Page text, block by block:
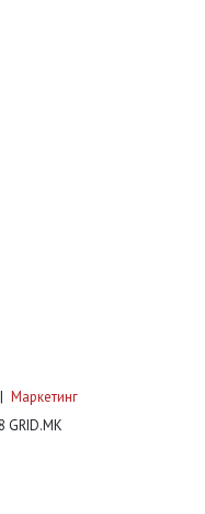
| Маркетинг
GRID.MK